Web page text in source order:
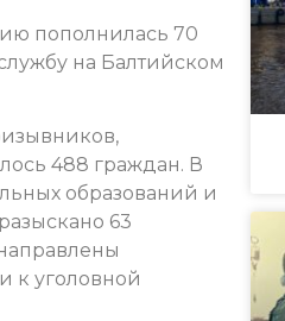
пополнилась 70
на Балтийском
488 граждан. В
образований и
63
к уголовной